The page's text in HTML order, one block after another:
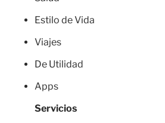
Estilo de Vida
Viajes
De Utilidad
Apps
Servicios